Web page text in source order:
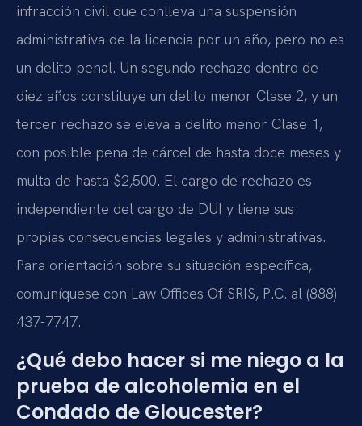
infracción civil que conlleva una suspensión
administrativa de la licencia por un año, pero no es
un delito penal. Un segundo rechazo dentro de
diez años constituye un delito menor Clase 2, y un
tercer rechazo se eleva a delito menor Clase 1,
con posible pena de cárcel de hasta doce meses y
multa de hasta $2,500. El cargo de rechazo es
independiente del cargo de DUI y tiene sus
propias consecuencias legales y administrativas.
Para orientación sobre su situación específica,
comuníquese con Law Offices Of SRIS, P.C. al (888)
437-7747.
¿Qué debo hacer si me niego a la
prueba de alcoholemia en el
Condado de Gloucester?